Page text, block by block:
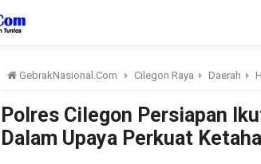
GebrakNasional.Com Cilegon Raya Daerah
Polres Cilegon Persiapan
Dalam Upaya Perkuat